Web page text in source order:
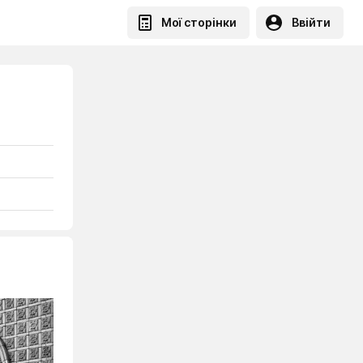
Мої сторінки Ввійти